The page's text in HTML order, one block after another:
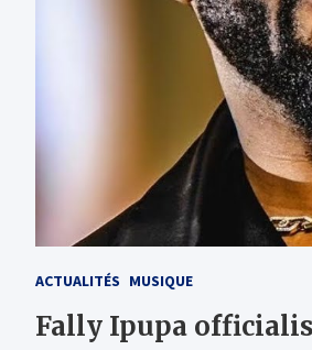
ACTUALITÉS MUSIQUE
Fally Ipupa